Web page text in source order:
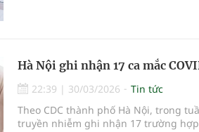
Hà Nội ghi nhận 17 ca mắc
22:39 | 30/03/2026
Tin tức
Theo CDC thành phố Hà Nội, trong
truyền nhiễm ghi nhận 17 trường